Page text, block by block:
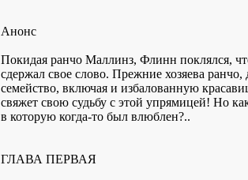
Анонс
Покидая ранчо Маллинз, Флинн поклялся,
сдержал свое слово. Прежние хозяева
семейство, включая и избалованную
свяжет свою судьбу с этой упрямицей! Но
в которую когда-то был влюблен?..
ГЛАВА ПЕРВАЯ